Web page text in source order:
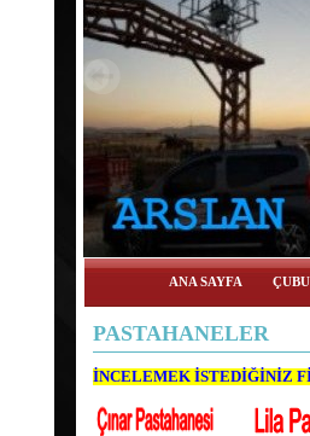
ANA SAYFA
PASTAHANELER
İNCELEMEK İSTEDİĞİNİZ